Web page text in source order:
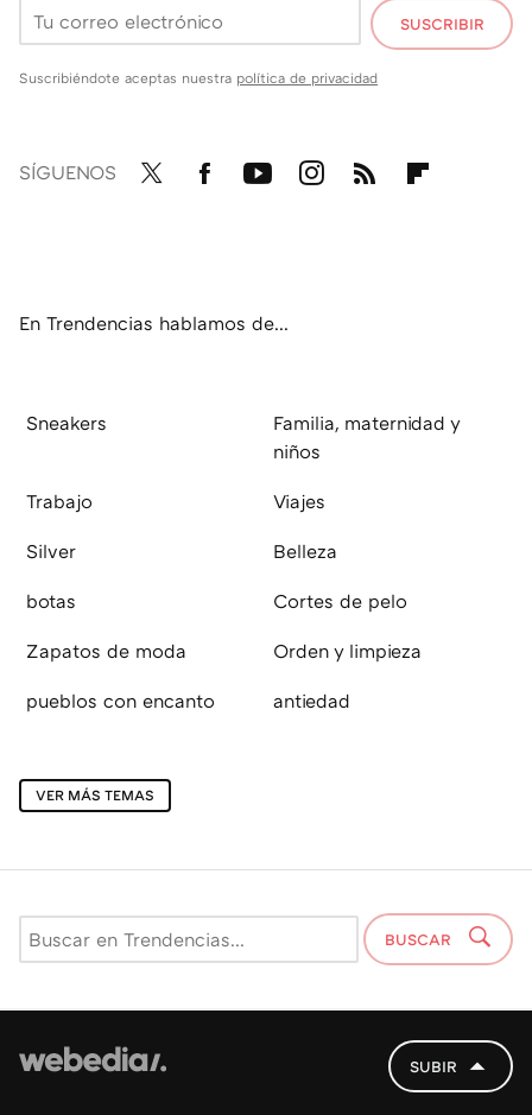
SUSCRIBIR
Suscribiéndote aceptas nuestra política de privacidad
SÍGUENOS
En Trendencias hablamos de...
Sneakers
Familia, maternidad y
niños
Trabajo Viajes
Silver Belleza
botas Cortes de pelo
Zapatos de moda Orden y limpieza
pueblos con encanto antiedad
VER MÁS TEMAS
BUSCAR
SUBIR